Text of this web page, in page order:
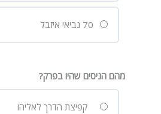
מהם הניסים שהיו בפרק?
קפיצת הדרך לאליהו